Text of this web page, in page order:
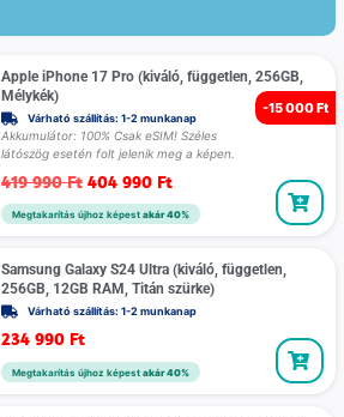
-15 000 Ft
Apple iPhone 17 Pro (kiváló, független, 256GB,
Mélykék)
Várható szállítás: 1-2 munkanap
Akkumulátor: 100% Csak eSIM! Széles
látószög esetén folt jelenik meg a képen.
419 990Ft 404 990 Ft
Megtakarítás újhoz képest akár 40%
Samsung Galaxy S24 Ultra (kiváló, független,
256GB, 12GB RAM, Titán szürke)
Várható szállítás: 1-2 munkanap
234 990 Ft
Megtakarítás újhoz képest akár 40%